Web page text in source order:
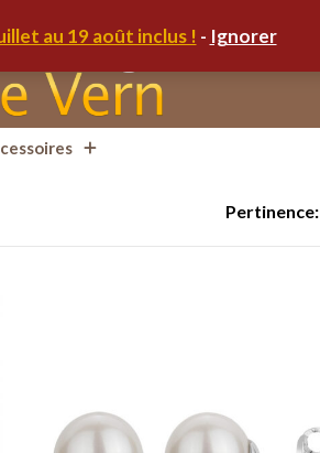
au 19 août inclus ! - Ignorer
Pertinence: